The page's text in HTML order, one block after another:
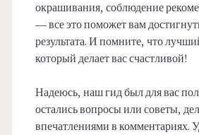
окрашивания, соблюдение
— все это поможет вам
результата. И помните, что
который делает вас счастливой!
Надеюсь, наш гид был для вас
остались вопросы или советы,
впечатлениями в комментариях.